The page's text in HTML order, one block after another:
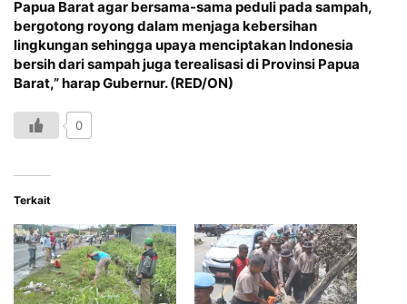
Papua Barat agar bersama-sama peduli pada sampah,
bergotong royong dalam menjaga kebersihan
lingkungan sehingga upaya menciptakan Indonesia
bersih dari sampah juga terealisasi di Provinsi Papua
Barat,” harap Gubernur. (RED/ON)
0
Terkait